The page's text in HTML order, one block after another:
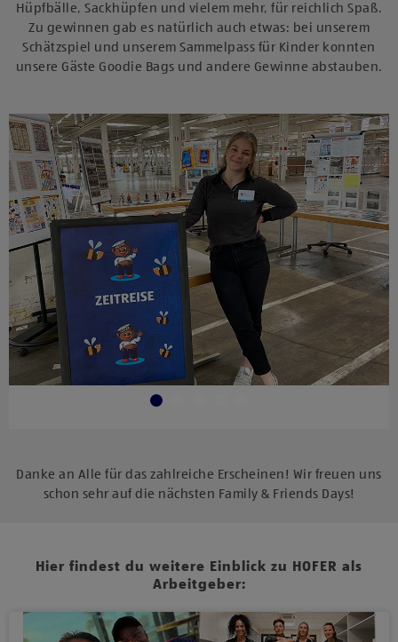
Hüpfbälle, Sackhüpfen und vielem mehr, für reichlich Spaß.
Zu gewinnen gab es natürlich auch etwas: bei unserem
Schätzspiel und unserem Sammelpass für Kinder konnten
unsere Gäste Goodie Bags und andere Gewinne abstauben.
Danke an Alle für das zahlreiche Erscheinen! Wir freuen uns
schon sehr auf die nächsten Family & Friends Days!
Hier findest du weitere Einblick zu HOFER als
Arbeitgeber: